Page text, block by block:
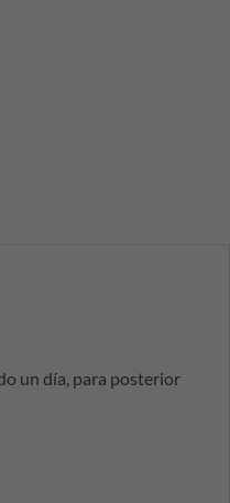
un día, para posterior